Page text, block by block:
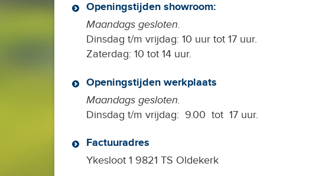
Openingstijden showroom:
Maandags gesloten.
Dinsdag t/m vrijdag: 10 uur tot 17 uur.
Zaterdag: 10 tot 14 uur.
Openingstijden werkplaats
Maandags gesloten.
Dinsdag t/m vrijdag: 9.00 tot 17 uur.
Factuuradres
Ykesloot 1 9821 TS Oldekerk